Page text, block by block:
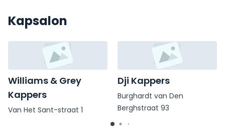
Kapsalon
Williams & Grey
Kappers
Van Het Sant-straat 1
Dji Kappers
Burghardt van Den
Berghstraat 93